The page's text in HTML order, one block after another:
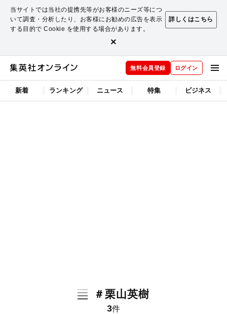
当サイトでは当社の提携先等がお客様のニーズ等につ
いて調査・分析したり、お客様にお勧めの広告を表示
する目的で Cookie を使用する場合があります。
詳しくはこちら
×
無料会員登録 ログイン
新着 ランキング ニュース 特集 ビジネス
＃栗山英樹
3件